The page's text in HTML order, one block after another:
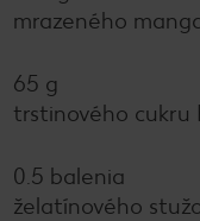
mrazeného
65 g
trstinového cukru
0.5 balenia
želatínového